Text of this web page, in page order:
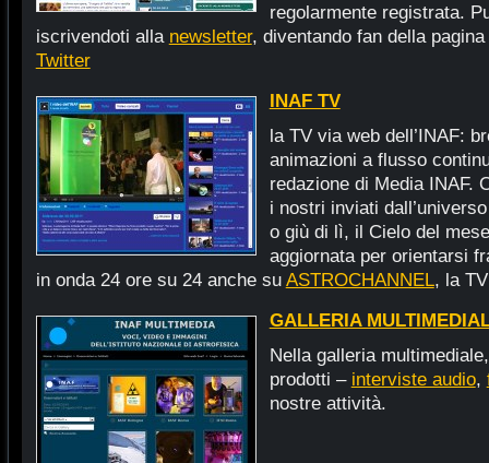
regolarmente registrata.
iscrivendoti alla newsletter, diventando fan della pagina
Twitter
INAF TV
la TV via web dell’INAF:
animazioni a flusso
redazione di Media INAF.
i nostri inviati
o giù di lì, il Cielo del
aggiornata per orientarsi
in onda 24 ore su 24 anche su ASTROCHANNEL, la
GALLERIA
Nella galleria
prodotti – interviste audio,
nostre attività.